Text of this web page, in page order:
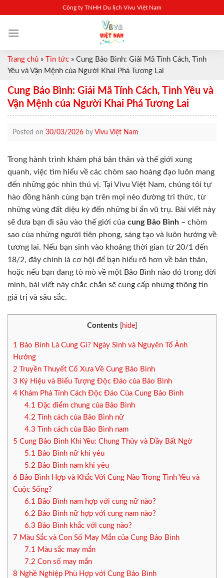
content
Công ty TNHH Du lịch Vivu Việt Nam
Trang chủ » Tin tức » Cung Bảo Bình: Giải Mã Tính Cách, Tình
Yêu và Vận Mệnh của Người Khai Phá Tương Lai
Cung Bảo Bình: Giải Mã Tính Cách, Tình Yêu và
Vận Mệnh của Người Khai Phá Tương Lai
Posted on 30/03/2026 by Vivu Việt Nam
Trong hành trình khám phá bản thân và thế giới xung
quanh, việc tìm hiểu về các chòm sao hoàng đạo luôn mang
đến những góc nhìn thú vị. Tại Vivu Việt Nam, chúng tôi tự
hào đồng hành cùng bạn trên mọi nẻo đường tri thức, từ
những vùng đất diệu kỳ đến những bí ẩn vũ trụ. Bài viết này
sẽ đưa bạn đi sâu vào thế giới của cung Bảo Bình – chòm
sao của những người tiên phong, sáng tạo và luôn hướng về
tương lai. Nếu bạn sinh vào khoảng thời gian từ 20/1 đến
18/2, đây chính là cơ hội để bạn hiểu rõ hơn về bản thân,
hoặc nếu bạn đang tò mò về một Bảo Bình nào đó trong đời
mình, bài viết này chắc chắn sẽ cung cấp những thông tin
giá trị và sâu sắc.
Contents hide
1
Bảo Bình Là Cung Gì? Ngày Sinh và Nguyên Tố Ảnh
Hưởng
2 Truyền Thuyết Cổ Xưa Về Cung Bảo Bình
3 Ký Hiệu và Biểu Tượng Độc Đáo của Bảo Bình
4 Khám Phá Tính Cách Độc Đáo Của Cung Bảo Bình
4.1 Đặc điểm chung của Bảo Bình
4.2 Tính cách của Bảo Bình nữ
4.3 Tính cách của Bảo Bình nam
5 Cung Bảo Bình Khi Yêu: Chung Thủy và Đầy Bất Ngờ
5.1
Bảo Bình nữ khi yêu
5.2 Bảo Bình nam khi yêu
6 Bảo Bình Hợp và Khắc Với Cung Nào Trong Tình Yêu và
Cuộc Sống?
6.1
Bảo Bình nam hợp với cung nữ nào?
6.2 Bảo Bình nữ hợp với cung nam nào?
6.3 Bảo Bình khắc với cung nào?
7 Màu Sắc và Con Số May Mắn của Cung Bảo Bình
7.1
Màu sắc may mắn
7.2 Con số may mắn
8 Nghề Nghiệp Phù Hợp với Cung Bảo Bình